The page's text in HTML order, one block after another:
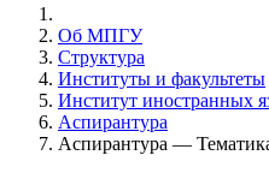
Об МПГУ
Структура
Институты и факультеты
Институт иностранных
Аспирантура
Аспирантура —